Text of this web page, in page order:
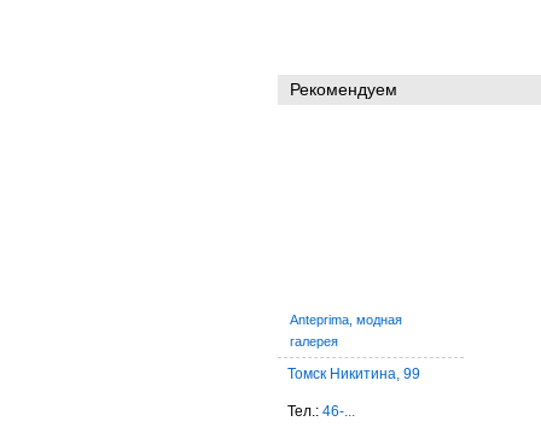
Рекомендуем
Anteprima, модная
галерея
Томск Никитина, 99
Тел.: 46-...